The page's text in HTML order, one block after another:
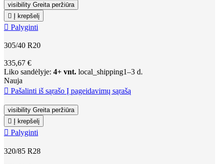
visibility Greita peržiūra
 Į krepšelį
 Palyginti
305/40 R20
335,67 €
Liko sandėlyje: 4+ vnt. local_shipping1–3 d.
Nauja
 Pašalinti iš sąrašo Į pageidavimų sąrašą
visibility Greita peržiūra

Į krepšelį
 Palyginti
320/85 R28